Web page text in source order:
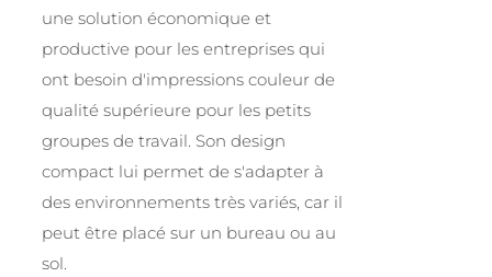
une solution économique et
productive pour les entreprises qui
ont besoin d'impressions couleur de
qualité supérieure pour les petits
groupes de travail. Son design
compact lui permet de s'adapter à
des environnements très variés, car il
peut être placé sur un bureau ou au
sol.